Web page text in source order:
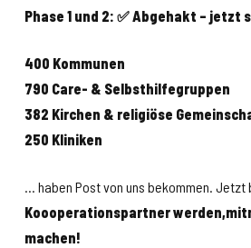
Phase 1 und 2: ✅ Abgehakt – jetzt
400 Kommunen
790 Care- & Selbsthilfegruppen
382 Kirchen & religiöse
250 Kliniken
… haben Post von uns bekommen. Jetzt
Koooperationspartner
machen!